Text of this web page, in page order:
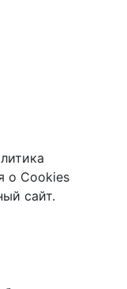
о Cookies
сайт.